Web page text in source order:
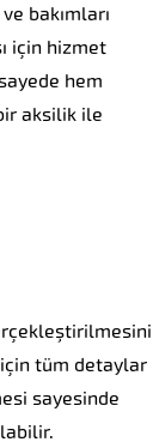
bakımları
için hizmet
hem
aksilik ile
tüm detaylar
sayesinde